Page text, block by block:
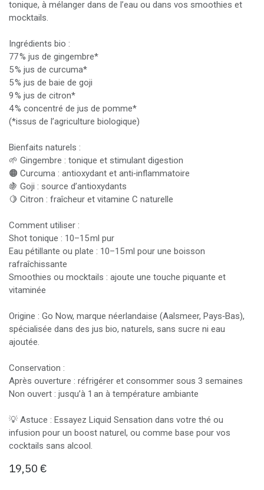
tonique, à mélanger dans de l’eau ou dans vos smoothies et
mocktails.
Ingrédients bio :
77 % jus de gingembre*
5 % jus de curcuma*
5 % jus de baie de goji
9 % jus de citron*
4 % concentré de jus de pomme*
(*issus de l’agriculture biologique)
Bienfaits naturels :
🌱 Gingembre : tonique et stimulant digestion
🟠 Curcuma : antioxydant et anti‑inflammatoire
🍇 Goji : source d’antioxydants
🍋 Citron : fraîcheur et vitamine C naturelle
Comment utiliser :
Shot tonique : 10–15 ml pur
Eau pétillante ou plate : 10–15 ml pour une boisson
rafraîchissante
Smoothies ou mocktails : ajoute une touche piquante et
vitaminée
Origine : Go Now, marque néerlandaise (Aalsmeer, Pays‑Bas),
spécialisée dans des jus bio, naturels, sans sucre ni eau
ajoutée.
Conservation :
Après ouverture : réfrigérer et consommer sous 3 semaines
Non ouvert : jusqu’à 1 an à température ambiante
💡 Astuce : Essayez Liquid Sensation dans votre thé ou
infusion pour un boost naturel, ou comme base pour vos
cocktails sans alcool.
19,50 €